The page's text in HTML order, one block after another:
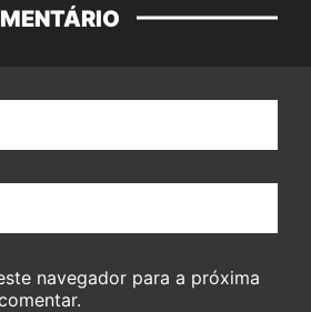
navegador para a próxima